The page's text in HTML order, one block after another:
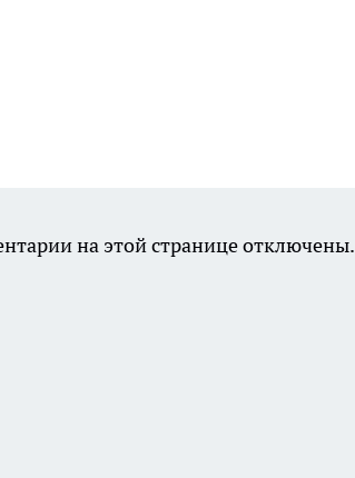
на этой странице отключены.